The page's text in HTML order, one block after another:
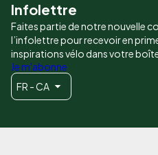
Infolettre
Faites partie de notre nouvelle
l’infolettre pour recevoir en
inspirations vélo dans votre
Je m'abonne
FR - CA